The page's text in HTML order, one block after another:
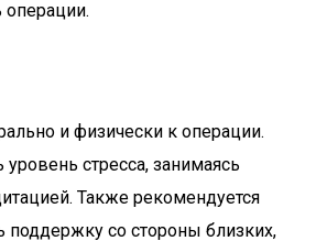
операции.
и физически к операции.
уровень стресса, занимаясь
Также рекомендуется
поддержку со стороны близких,